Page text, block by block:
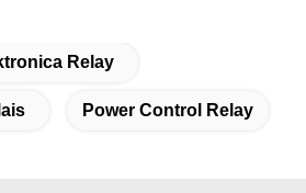
Relay
Power Control Relay